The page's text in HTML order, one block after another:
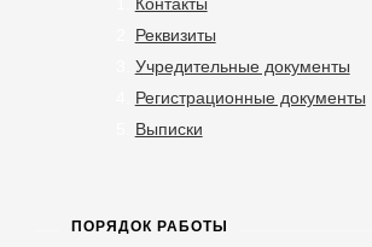
Реквизиты
Учредительные документы
Регистрационные документы
Выписки
ПОРЯДОК РАБОТЫ